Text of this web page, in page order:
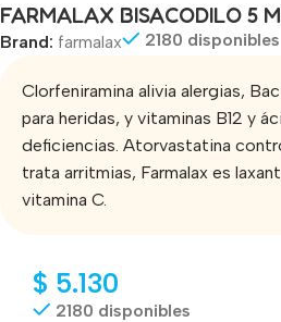
FARMALAX BISACODILO 5
Brand: farmalax 2180 disponibles
Clorfeniramina alivia alergias,
para heridas, y vitaminas B12 y
deficiencias. Atorvastatina
trata arritmias, Farmalax es
vitamina C.
$ 5.130
2180 disponibles